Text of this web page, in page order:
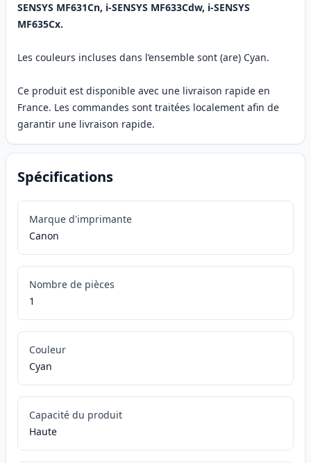
SENSYS MF631Cn, i-SENSYS MF633Cdw, i-SENSYS
MF635Cx.
Les couleurs incluses dans l’ensemble sont (are) Cyan.
Ce produit est disponible avec une livraison rapide en
France. Les commandes sont traitées localement afin de
garantir une livraison rapide.
Spécifications
Marque d'imprimante
Canon
Nombre de pièces
1
Couleur
Cyan
Capacité du produit
Haute